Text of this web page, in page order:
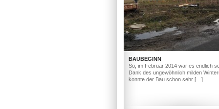
BAUBEGINN
So, im Februar 2014 war es endlich
Dank des ungewöhnlich milden
konnte der Bau schon sehr […]